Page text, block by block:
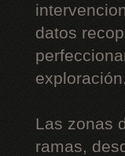
datos
exploración.
Las zonas
ramas,